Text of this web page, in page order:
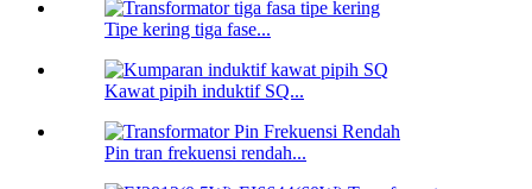
Tipe kering tiga fase...
Kawat pipih induktif SQ...
Pin tran frekuensi rendah...